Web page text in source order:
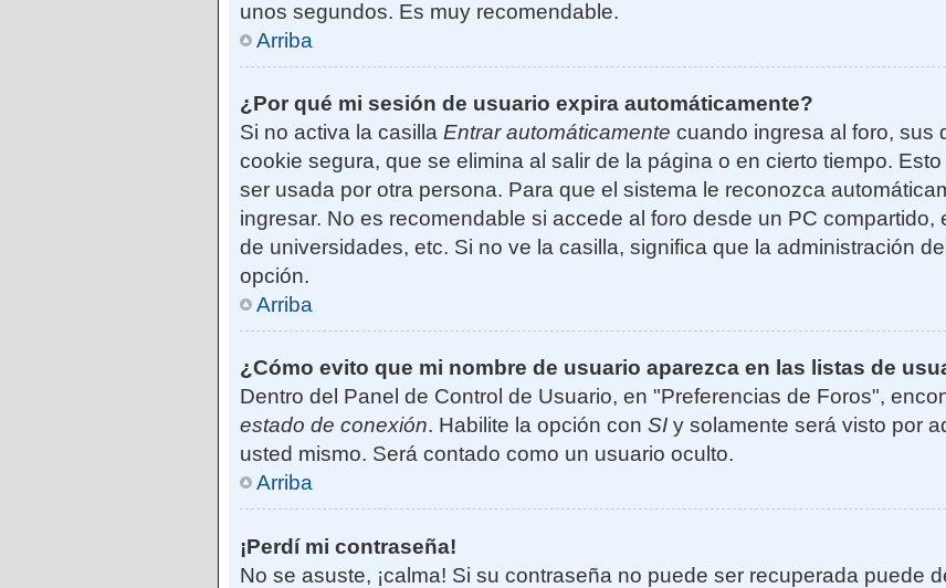
unos segundos. Es muy recomendable.
Arriba
¿Por qué mi sesión de usuario expira automáticamente?
Si no activa la casilla Entrar automáticamente cuando ingresa al foro, sus
cookie segura, que se elimina al salir de la página o en cierto tiempo.
ser usada por otra persona. Para que el sistema le reconozca
ingresar. No es recomendable si accede al foro desde un PC compartido,
de universidades, etc. Si no ve la casilla, significa que la administración
opción.
Arriba
¿Cómo evito que mi nombre de usuario aparezca en las listas de
Dentro del Panel de Control de Usuario, en "Preferencias de Foros",
estado de conexión. Habilite la opción con SI y solamente será visto por
usted mismo. Será contado como un usuario oculto.
Arriba
¡Perdí mi contraseña!
No se asuste, ¡calma! Si su contraseña no puede ser recuperada puede